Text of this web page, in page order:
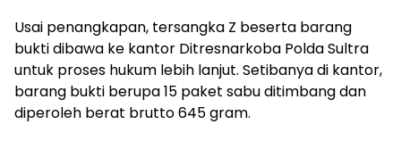
Usai penangkapan, tersangka Z beserta barang
bukti dibawa ke kantor Ditresnarkoba Polda Sultra
untuk proses hukum lebih lanjut. Setibanya di kantor,
barang bukti berupa 15 paket sabu ditimbang dan
diperoleh berat brutto 645 gram.